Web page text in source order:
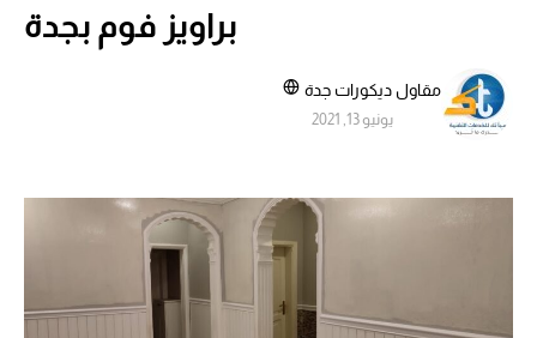
براويز فوم بجدة
مقاول ديكورات جدة
يونيو 13, 2021